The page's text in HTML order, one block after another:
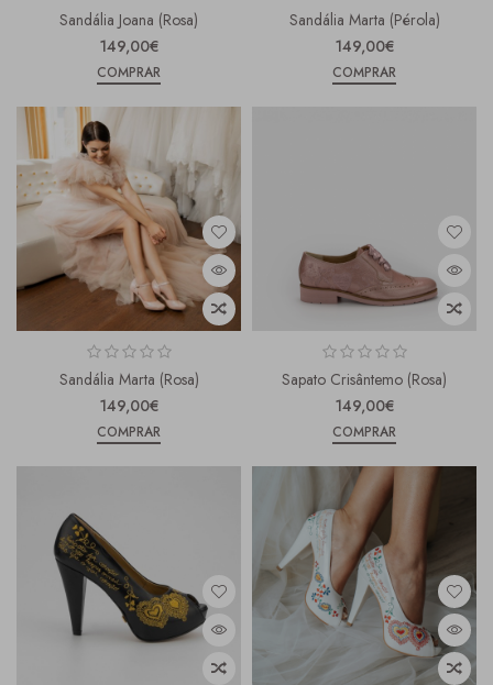
Sandália Joana (Rosa)
149,00€
COMPRAR
Sandália Marta (pérola)
149,00€
COMPRAR
Sandália Marta (Rosa)
149,00€
COMPRAR
Sapato Crisântemo (Rosa)
149,00€
COMPRAR